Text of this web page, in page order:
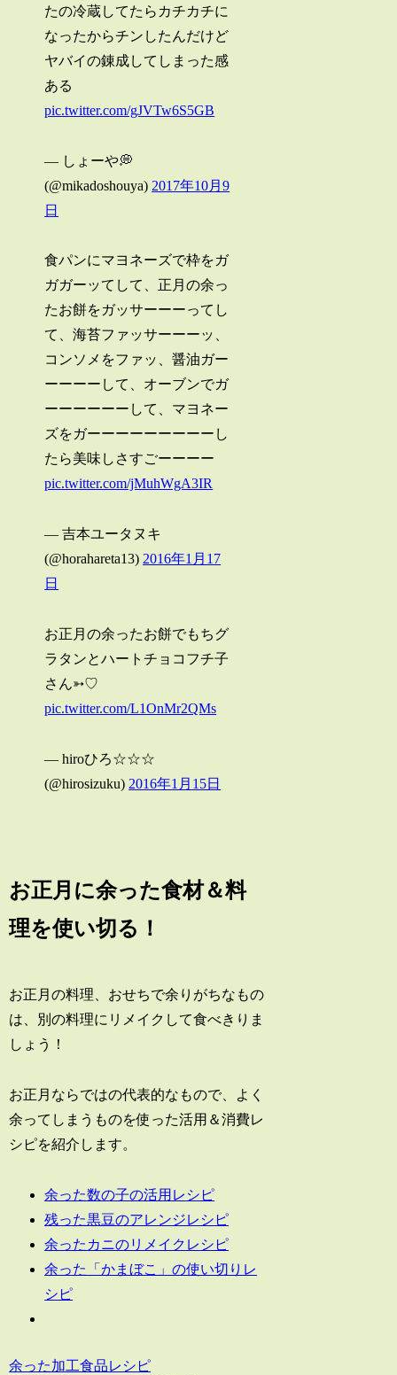
たの冷蔵してたらカチカチに
なったからチンしたんだけど
ヤバイの錬成してしまった感
ある
pic.twitter.com/gJVTw6S5GB
— しょーや💭
(@mikadoshouya) 2017年10月9
日
食パンにマヨネーズで枠をガ
ガガーッてして、正月の余っ
たお餅をガッサーーーってし
て、海苔ファッサーーーッ、
コンソメをファッ、醤油ガー
ーーーーして、オーブンでガ
ーーーーーーして、マヨネー
ズをガーーーーーーーーーし
たら美味しさすごーーーー
pic.twitter.com/jMuhWgA3IR
— 吉本ユータヌキ
(@horahareta13) 2016年1月17
日
お正月の余ったお餅でもちグ
ラタンとハートチョコフチ子
さん➳♡
pic.twitter.com/L1OnMr2QMs
— hiroひろ☆☆☆
(@hirosizuku) 2016年1月15日
お正月に余った食材＆料
理を使い切る！
お正月の料理、おせちで余りがちなもの
は、別の料理にリメイクして食べきりま
しょう！
お正月ならではの代表的なもので、よく
余ってしまうものを使った活用＆消費レ
シピを紹介します。
余った数の子の活用レシピ
残った黒豆のアレンジレシピ
余ったカニのリメイクレシピ
余った「かまぼこ」の使い切りレ
シピ
余った加工食品レシピ